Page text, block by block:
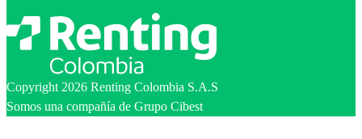
Copyright 2026 Renting Colombia S.A.S
Somos una compañía de Grupo Cibest